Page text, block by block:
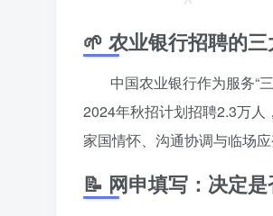
🌱 农业银行招聘的
中国农业银行作为服务“
2024年秋招计划招聘2.3万
家国情怀、沟通协调与临场
📝 网申填写：决定